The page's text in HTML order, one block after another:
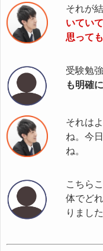
それが
いてい
思って
受験勉
も明確
それは
ね。今
ね。
こちら
体でど
りました